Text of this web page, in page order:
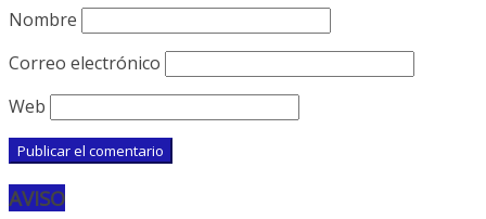
Nombre
Correo electrónico
Web
AVISO